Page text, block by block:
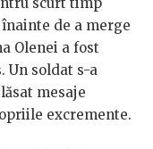
scurt timp
de a merge
Olenei a fost
Un soldat s-a
mesaje
excremente.